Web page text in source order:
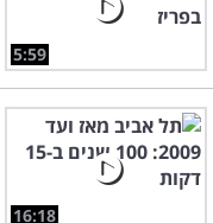
5:59
16:18